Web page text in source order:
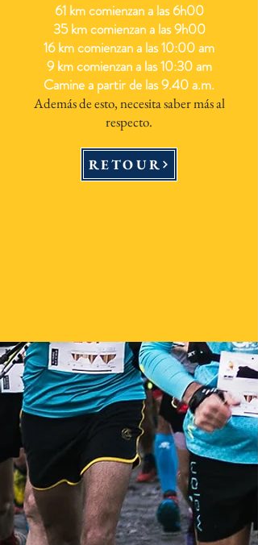
61 km comienzan a las 6h00
35 km comienzan a las 9h00
16 km comienzan a las 10:00 am
9 km comienzan a las 10:30 am
Camine a partir de las 9.40 a.m.
Además de esto, necesita saber más al
respecto.
RETOUR